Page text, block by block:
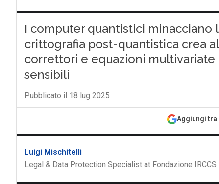
I computer quantistici minacciano
crittografia post-quantistica crea
correttori e equazioni
sensibili
Pubblicato il 18 lug 2025
Aggiungi tra
Luigi Mischitelli
Legal & Data Protection Specialist at Fondazione